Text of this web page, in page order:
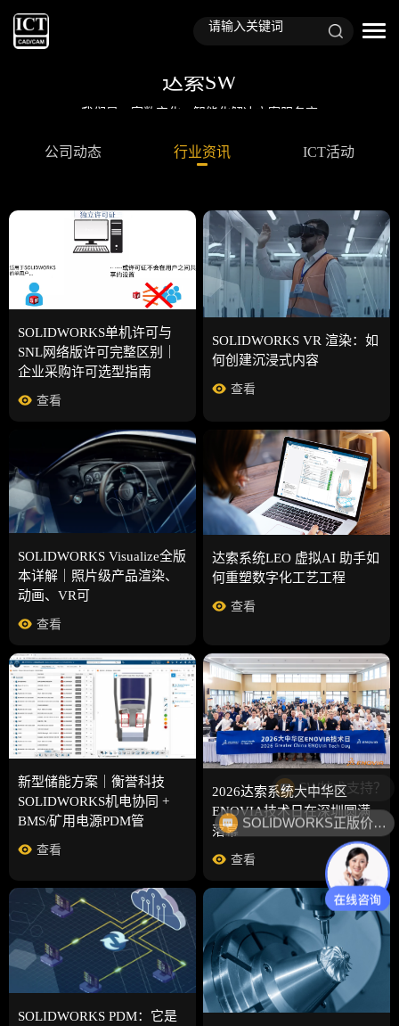
达索SW
我们是一家数字化、智能化解决方案服务商
公司动态 行业资讯 ICT活动
SOLIDWORKS单机许可与
SNL网络版许可完整区别｜
企业采购许可选型指南
查看
SOLIDWORKS VR 渲染：如
何创建沉浸式内容
查看
SOLIDWORKS Visualize全版
本详解｜照片级产品渲染、
动画、VR可
查看
达索系统LEO 虚拟AI 助手如
何重塑数字化工艺工程
查看
新型储能方案｜衡誉科技
SOLIDWORKS机电协同 +
BMS/矿用电源PDM管
查看
2026达索系统大中华区
ENOVIA技术日在深圳圆满
落幕
查看
SOLIDWORKS PDM：它是
SOLIDWORKS正版价格？
SW技术支持？